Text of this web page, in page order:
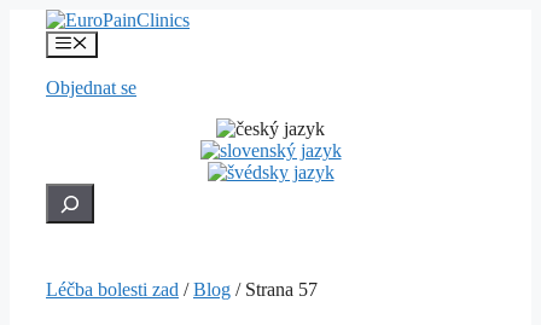
Přeskočit
obsah
Menu
Objednat se
Hledat
Léčba bolesti zad /Blog / Strana 57